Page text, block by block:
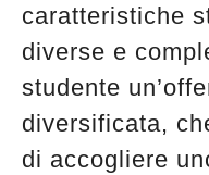
caratteristiche
diverse e
studente
diversificata,
di accogliere